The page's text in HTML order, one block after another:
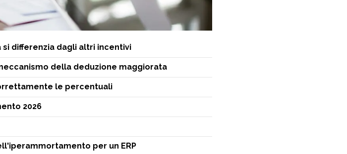
si differenzia dagli altri incentivi
della deduzione maggiorata
le percentuali
2026
per un ERP